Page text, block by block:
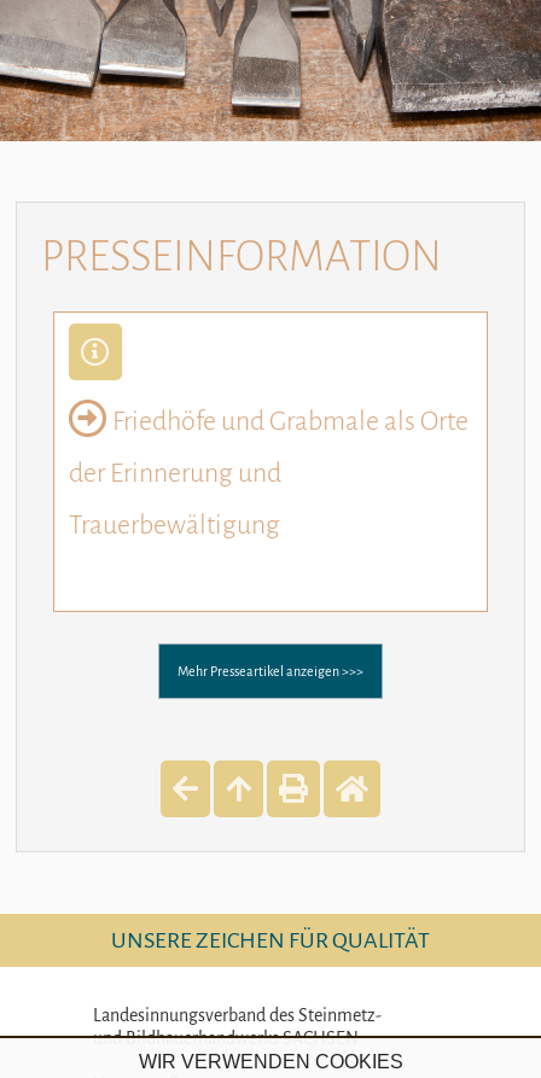
PRESSEINFORMATION
Friedhöfe und Grabmale als Orte
der Erinnerung und
Trauerbewältigung
Mehr Presseartikel anzeigen >>>
UNSERE ZEICHEN FÜR QUALITÄT
Landesinnungsverband des Steinmetz-
und Bildhauerhandwerks SACHSEN
WIR VERWENDEN COOKIES